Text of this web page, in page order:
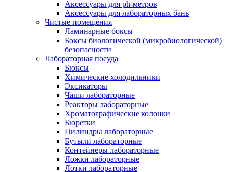
Аксессуары для ph-метров
Аксессуары для лабораторных бань
Чистые помещения
Ламинарные боксы
Боксы биологической (микробиологической)
безопасности
Лабораторная посуда
Бюксы
Химические холодильники
Эксикаторы
Чаши лабораторные
Реакторы лабораторные
Хроматографические колонки
Бюретки
Цилиндры лабораторные
Бутыли лабораторные
Контейнеры лабораторные
Ложки лабораторные
Лотки лабораторные